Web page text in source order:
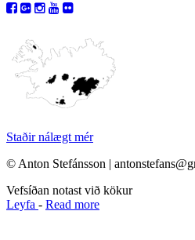
Staðir nálægt mér
© Anton Stefánsson |
Vefsíðan notast við kökur
Leyfa - Read more